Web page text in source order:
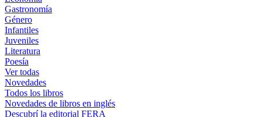
Gastronomía
Género
Infantiles
Juveniles
Literatura
Poesía
Ver todas
Novedades
Todos los libros
Novedades de libros en inglés
Descubrí la editorial FERA